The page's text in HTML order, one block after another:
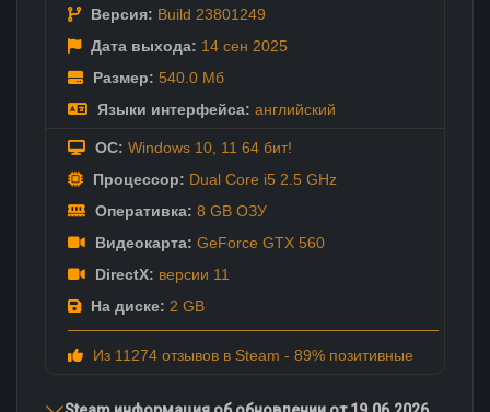
Версия: Build 23801249
Дата выхода: 14 сен 2025
Размер: 540.0 Мб
Языки интерфейса: английский
ОС: Windows 10, 11 64 бит!
Процессор: Dual Core i5 2.5 GHz
Оперативка: 8 GB ОЗУ
Видеокарта: GeForce GTX 560
DirectX: версии 11
На диске: 2 GB
Из 11274 отзывов в Steam - 89% позитивные